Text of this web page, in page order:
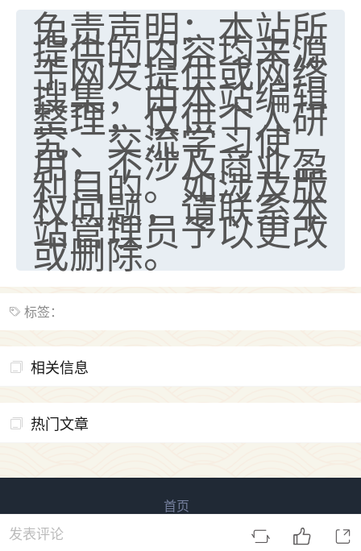
免责声明：本站所
提供的内容均来源
于网友提供或网络
搜集，由本站编辑
整理，仅供个人研
究、交流学习使
用，不涉及商业盈
利目的。如涉及版
权问题，请联系本
站管理员予以更改
或删除。
标签：
相关信息
热门文章
发表评论
首页
鲁ICP备2023027138号-3